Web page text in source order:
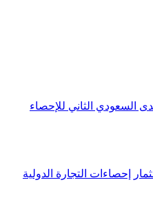
السعودي الثاني للإحصاء
إحصاءات التجارة الدولية